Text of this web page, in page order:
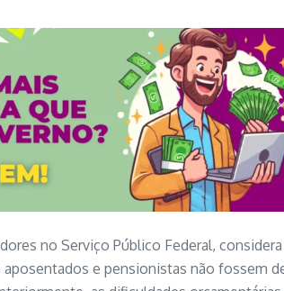
no Serviço Público Federal,
e pensionistas não fossem